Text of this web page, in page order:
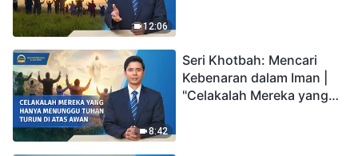
12:06
8:42
Seri Khotbah: Mencari
Kebenaran dalam Iman |
"Celakalah Mereka yang